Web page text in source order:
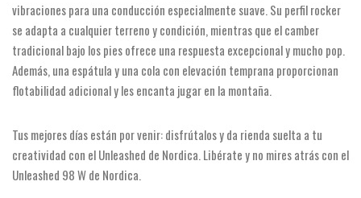
vibraciones para una conducción especialmente suave. Su perfil rocker
se adapta a cualquier terreno y condición, mientras que el camber
tradicional bajo los pies ofrece una respuesta excepcional y mucho pop.
Además, una espátula y una cola con elevación temprana proporcionan
flotabilidad adicional y les encanta jugar en la montaña.
Tus mejores días están por venir: disfrútalos y da rienda suelta a tu
creatividad con el Unleashed de Nordica. Libérate y no mires atrás con el
Unleashed 98 W de Nordica.